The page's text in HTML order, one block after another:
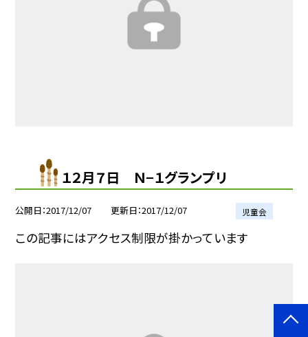
１２月７日 Ｎ−１グランプリ
公開日 2017/12/07 更新日 2017/12/07 児童会
この記事にはアクセス制限が掛かっています